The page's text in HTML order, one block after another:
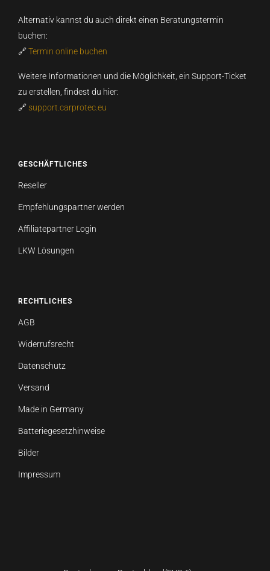
Alternativ kannst du auch direkt einen Beratungstermin
buchen:
🔗Termin online buchen
Weitere Informationen und die Möglichkeit, ein Support-Ticket
zu erstellen, findest du hier:
🔗 support.carprotec.eu
GESCHÄFTLICHES
Reseller
Empfehlungspartner werden
Affiliatepartner Login
LKW Lösungen
RECHTLICHES
AGB
Widerrufsrecht
Datenschutz
Versand
Made in Germany
Batteriegesetzhinweise
Bilder
Impressum